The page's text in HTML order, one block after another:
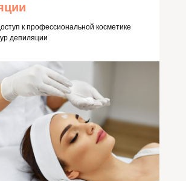
к профессиональной косметике
депиляции